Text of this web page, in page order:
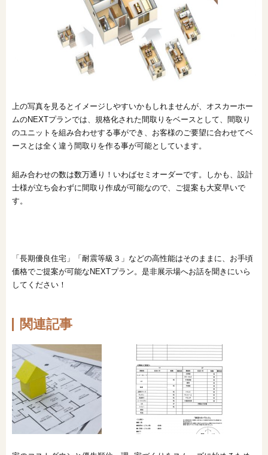
上の写真を見るとイメージしやすいかもしれませんが、オスカーホー
ムのNEXTプランでは、規格化された間取りをベースとして、間取り
のユニットを組み合わせする事ができ、お客様のご要望に合わせてベ
ースとは全く違う間取りを作る事が可能としています。
組み合わせの数は数万通り！いわばセミオーダーです。しかも、設計
士様が立ち会わずに間取り作成が可能なので、ご提案も大変早いで
す。
「長期優良住宅」「耐震等級３」などの高性能はそのままに、お手頃
価格でご提案が可能なNEXTプラン。是非展示場へお話を聞きにいら
してください！
関連記事